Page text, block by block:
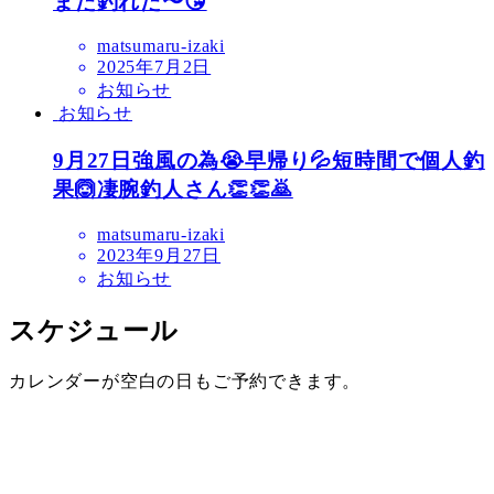
matsumaru-izaki
2025年7月2日
お知らせ
お知らせ
9月27日強風の為😭早帰り💦短時間で個人釣
果🙆凄腕釣人さん👏👏🙇
matsumaru-izaki
2023年9月27日
お知らせ
スケジュール
カレンダーが空白の日もご予約できます。